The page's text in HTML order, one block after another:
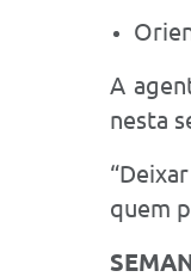
A
nesta
quem